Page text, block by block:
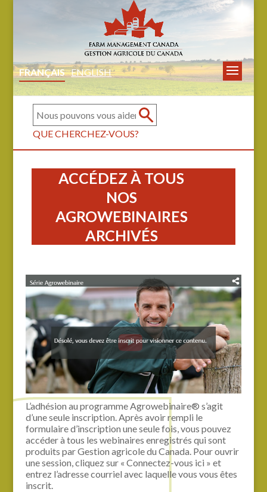
FRANÇAIS ENGLISH
QUE CHERCHEZ-VOUS?
ACCÉDEZ À TOUS
NOS
AGROWEBINAIRES
ARCHIVÉS
L’adhésion au programme Agrowebinaire® s’agit
d’une seule inscription. Après avoir rempli le
formulaire d’inscription une seule fois, vous pouvez
accéder à tous les webinaires enregistrés qui sont
produits par Gestion agricole du Canada. Pour ouvrir
une session, cliquez sur « Connectez-vous ici » et
entrez l’adresse courriel avec laquelle vous vous êtes
inscrit.